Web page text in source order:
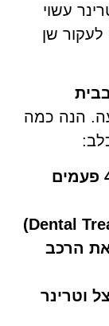
עשוי
לעקור שן
הנה כמה
צחצוח שיניים יומי או לפחות 4 פעמים
את הרכב
וטרינר